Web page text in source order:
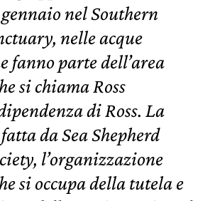
nel Southern
nelle acque
fanno parte dell’area
si chiama Ross
di Ross. La
da Sea Shepherd
l’organizzazione
si occupa della tutela e